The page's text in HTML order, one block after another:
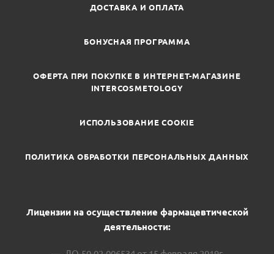
ДОСТАВКА И ОПЛАТА
БОНУСНАЯ ПРОГРАММА
ОФЕРТА ПРИ ПОКУПКЕ В ИНТЕРНЕТ-МАГАЗИНЕ
INTERCOSMETOLOGY
ИСПОЛЬЗОВАНИЕ COOKIE
ПОЛИТИКА ОБРАБОТКИ ПЕРСОНАЛЬНЫХ ДАННЫХ
Лицензии на осуществление фармацевтической
деятельности: